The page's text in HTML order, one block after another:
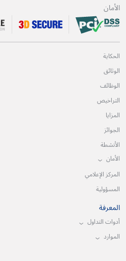
الأمان
الحكاية
الوثائق
الوظائف
التراخيص
المزايا
الجوائز
الأنشطة
الأمان
المركز الإعلامي
المسؤولية
المعرفة
أدوات التداول
الموارد